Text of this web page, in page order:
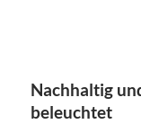
Nachhaltig
beleuchtet